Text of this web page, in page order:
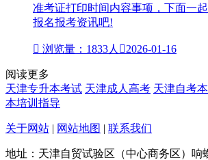
准考证打印时间内容事项，下面一
报名报考资讯吧!
 浏览量：1833人 2026-01-16
阅读更多
天津专升本考试 天津成人高考 天津自考
本培训指导
关于网站 | 网站地图 | 联系我们
地址：天津自贸试验区（中心商务区）响